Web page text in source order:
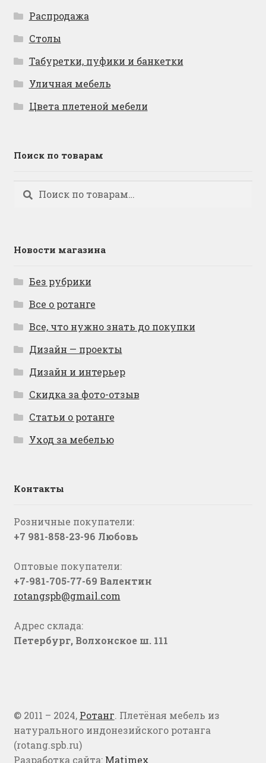
Распродажа
Столы
Табуретки, пуфики и банкетки
Уличная мебель
Цвета плетеной мебели
Поиск по товарам
Искать:
Поиск
Новости магазина
Без рубрики
Все о ротанге
Все, что нужно знать до покупки
Дизайн — проекты
Дизайн и интерьер
Скидка за фото-отзыв
Статьи о ротанге
Уход за мебелью
Контакты
Розничные покупатели:
+7 981-858-23-96 Любовь
Оптовые покупатели:
+7-981-705-77-69 Валентин
rotangspb@gmail.com
Адрес склада:
Петербург, Волхонское ш. 111
© 2011 – 2024, Ротанг. Плетёная мебель из
натурального индонезийского ротанга
(rotang.spb.ru)
Разработка сайта: Matimex